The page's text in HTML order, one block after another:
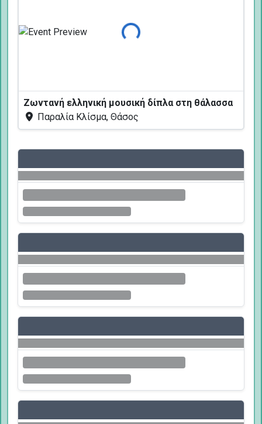
Φόρτωση...
Ζωντανή ελληνική μουσική δίπλα στη θάλασσα
Παραλία Κλίσμα, Θάσος